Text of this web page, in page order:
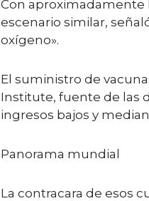
Con aproximadamente
escenario similar,
oxígeno».
El suministro de
Institute, fuente de las
ingresos bajos y
Panorama mundial
La contracara de esos